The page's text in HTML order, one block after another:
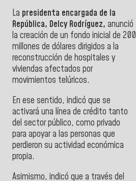
La presidenta encargada de la
República, Delcy Rodríguez, anunció
la creación de un fondo inicial de 200
millones de dólares dirigidos a la
reconstrucción de hospitales y
viviendas afectados por
movimientos telúricos.
En ese sentido, indicó que se
activará una línea de crédito tanto
del sector público, como privado
para apoyar a las personas que
perdieron su actividad económica
propia.
Asimismo, indicó que a través del